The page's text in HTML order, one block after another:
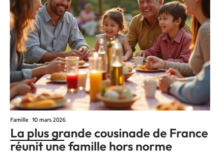
Famille 10 mars 2026
La plus grande cousinade de France
réunit une famille hors norme